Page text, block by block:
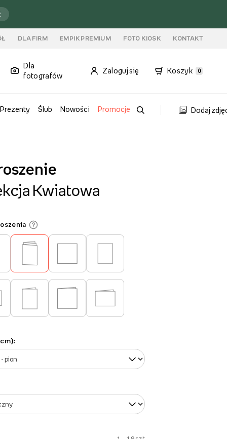
DLA FIRM EMPIK PREMIUM FOTO KIOSK KONTAKT
Dla
fotografów
Zaloguj się Koszyk 0
Prezenty Ślub Nowości Promocje Dodaj
Kwiatowa